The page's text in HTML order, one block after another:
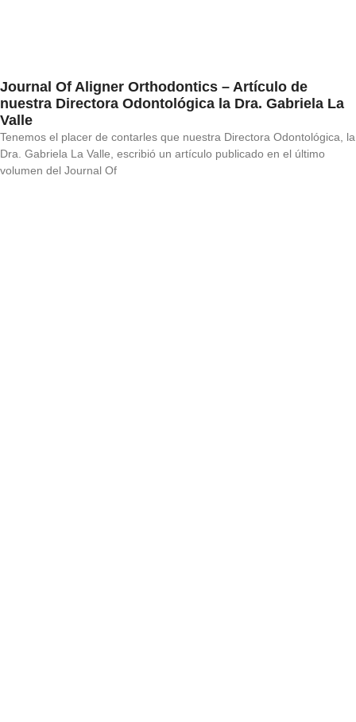
Journal Of Aligner Orthodontics – Artículo de
nuestra Directora Odontológica la Dra. Gabriela La
Valle
Tenemos el placer de contarles que nuestra Directora Odontológica, la
Dra. Gabriela La Valle, escribió un artículo publicado en el último
volumen del Journal Of